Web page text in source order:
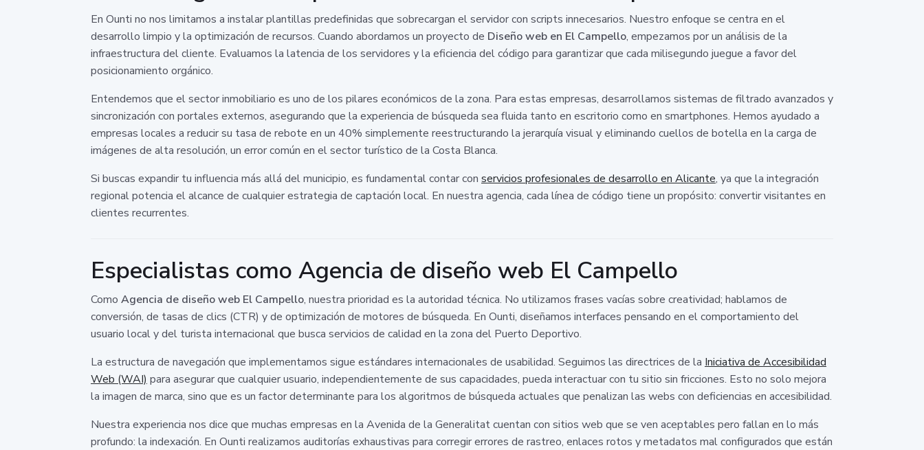
En Ounti no nos limitamos a instalar plantillas predefinidas que sobrecargan el servidor con scripts innecesarios. Nuestro enfoque se centra en el
desarrollo limpio y la optimización de recursos. Cuando abordamos un proyecto de Diseño web en El Campello, empezamos por un análisis de la
infraestructura del cliente. Evaluamos la latencia de los servidores y la eficiencia del código para garantizar que cada milisegundo juegue a favor del
posicionamiento orgánico.
Entendemos que el sector inmobiliario es uno de los pilares económicos de la zona. Para estas empresas, desarrollamos sistemas de filtrado avanzados y
sincronización con portales externos, asegurando que la experiencia de búsqueda sea fluida tanto en escritorio como en smartphones. Hemos ayudado a
empresas locales a reducir su tasa de rebote en un 40% simplemente reestructurando la jerarquía visual y eliminando cuellos de botella en la carga de
imágenes de alta resolución, un error común en el sector turístico de la Costa Blanca.
Si buscas expandir tu influencia más allá del municipio, es fundamental contar con servicios profesionales de desarrollo en Alicante, ya que la integración
regional potencia el alcance de cualquier estrategia de captación local. En nuestra agencia, cada línea de código tiene un propósito: convertir visitantes en
clientes recurrentes.
Especialistas como Agencia de diseño web El Campello
Como Agencia de diseño web El Campello, nuestra prioridad es la autoridad técnica. No utilizamos frases vacías sobre creatividad; hablamos de
conversión, de tasas de clics (CTR) y de optimización de motores de búsqueda. En Ounti, diseñamos interfaces pensando en el comportamiento del
usuario local y del turista internacional que busca servicios de calidad en la zona del Puerto Deportivo.
La estructura de navegación que implementamos sigue estándares internacionales de usabilidad. Seguimos las directrices de la Iniciativa de Accesibilidad
Web (WAI) para asegurar que cualquier usuario, independientemente de sus capacidades, pueda interactuar con tu sitio sin fricciones. Esto no solo mejora
la imagen de marca, sino que es un factor determinante para los algoritmos de búsqueda actuales que penalizan las webs con deficiencias en accesibilidad.
Nuestra experiencia nos dice que muchas empresas en la Avenida de la Generalitat cuentan con sitios web que se ven aceptables pero fallan en lo más
profundo: la indexación. En Ounti realizamos auditorías exhaustivas para corregir errores de rastreo, enlaces rotos y metadatos mal configurados que están